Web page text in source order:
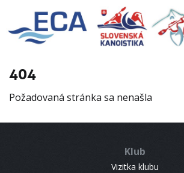
404
Požadovaná stránka sa nenašla
Klub
Vizitka klubu
EURO 19
INFO
RESULTS
CONTACT